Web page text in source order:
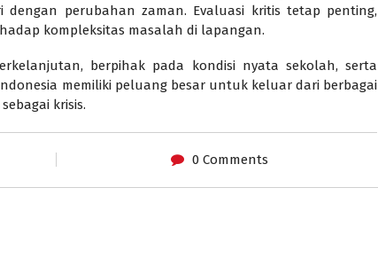
dengan perubahan zaman. Evaluasi kritis tetap penting,
kompleksitas masalah di lapangan.
berpihak pada kondisi nyata sekolah, serta
memiliki peluang besar untuk keluar dari berbagai
krisis.
0 Comments